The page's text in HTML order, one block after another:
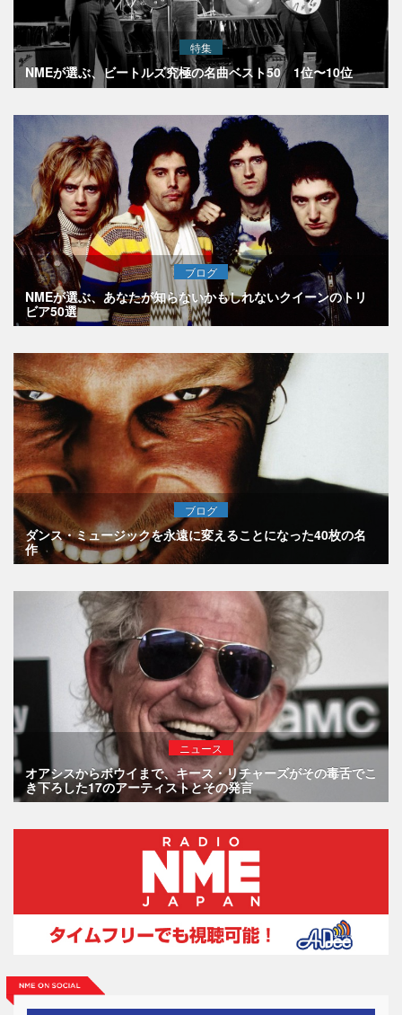
特集
NMEが選ぶ、ビートルズ究極の名曲ベスト50 1位〜10位
ブログ
NMEが選ぶ、あなたが知らないかもしれないクイーンのトリ
ビア50選
ブログ
ダンス・ミュージックを永遠に変えることになった40枚の名
作
ニュース
オアシスからボウイまで、キース・リチャーズがその毒舌でこ
き下ろした17のアーティストとその発言